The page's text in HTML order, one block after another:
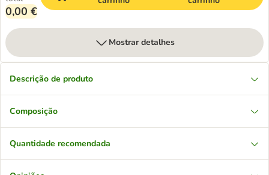
0,00 €
Mostrar detalhes
Descrição de produto
Composição
Quantidade recomendada